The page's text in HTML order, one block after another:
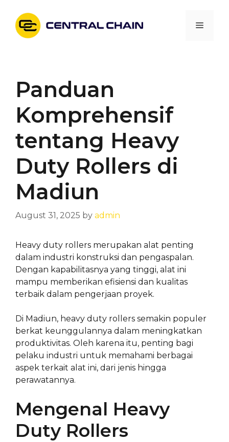
content
Menu
Panduan
Komprehensif
tentang Heavy
Duty Rollers di
Madiun
August 31, 2025 by admin
Heavy duty rollers merupakan alat penting
dalam industri konstruksi dan pengaspalan.
Dengan kapabilitasnya yang tinggi, alat ini
mampu memberikan efisiensi dan kualitas
terbaik dalam pengerjaan proyek.
Di Madiun, heavy duty rollers semakin populer
berkat keunggulannya dalam meningkatkan
produktivitas. Oleh karena itu, penting bagi
pelaku industri untuk memahami berbagai
aspek terkait alat ini, dari jenis hingga
perawatannya.
Mengenal Heavy
Duty Rollers